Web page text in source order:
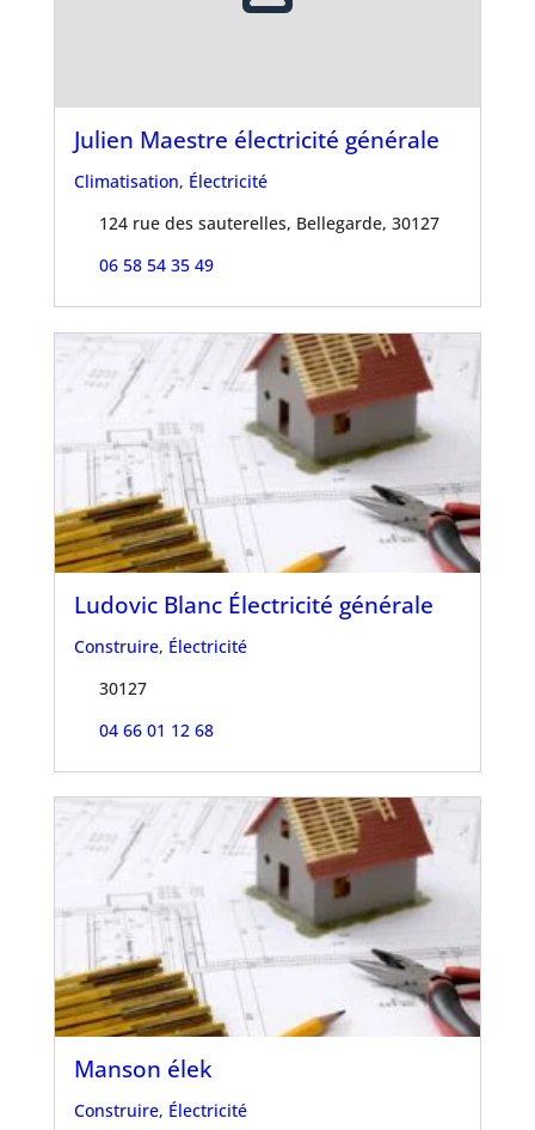
Julien Maestre électricité générale
Climatisation, Électricité
124 rue des sauterelles, Bellegarde, 30127
06 58 54 35 49
Ludovic Blanc Électricité générale
Construire, Électricité
30127
04 66 01 12 68
Manson élek
Construire, Électricité